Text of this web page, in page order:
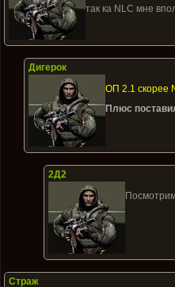
так ка NLC мне
Дигерок
ОП 2.1 скорее
Плюс
2Д2
Страж